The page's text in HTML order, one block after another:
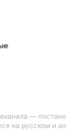
—
на русском и